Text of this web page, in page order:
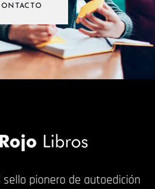
pionero de autoedición